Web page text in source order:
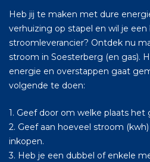
Heb jij te maken met dure
verhuizing op stapel en wil je
stroomleverancier? Ontdek nu
stroom in Soesterberg (en gas).
energie en overstappen gaat
volgende te doen:
1. Geef door om welke plaats het
2. Geef aan hoeveel stroom
inkopen.
3. Heb je een dubbel of enkele